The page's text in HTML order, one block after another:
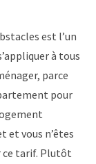
est l’un
à tous
parce
pour
vous n’êtes
ce tarif. Plutôt